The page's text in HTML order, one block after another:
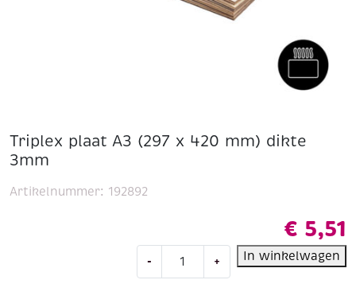
Triplex plaat A3 (297 x 420 mm) dikte
3mm
€ 5,51
- + In winkelwagen
Artikelnummer: 192892